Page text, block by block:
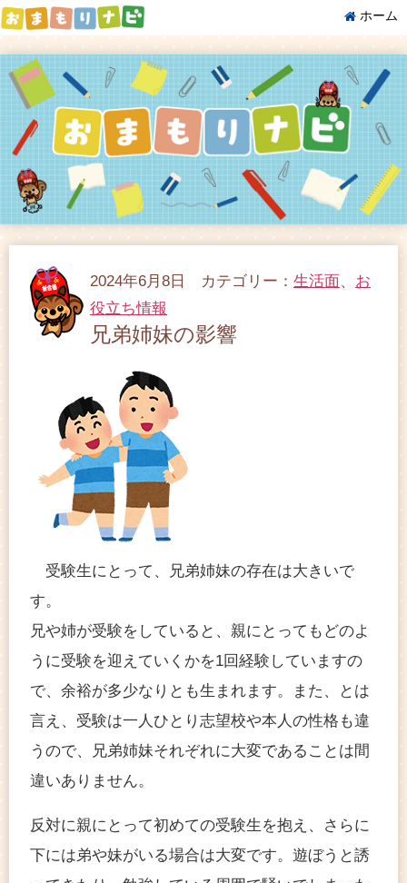
ホーム
2024年6月8日 カテゴリー： 生活面、 お
役立ち情報
兄弟姉妹の影響
受験生にとって、兄弟姉妹の存在は大きいで
す。
兄や姉が受験をしていると、親にとってもどのよ
うに受験を迎えていくかを1回経験していますの
で、余裕が多少なりとも生まれます。また、とは
言え、受験は一人ひとり志望校や本人の性格も違
うので、兄弟姉妹それぞれに大変であることは間
違いありません。
反対に親にとって初めての受験生を抱え、さらに
下には弟や妹がいる場合は大変です。遊ぼうと誘